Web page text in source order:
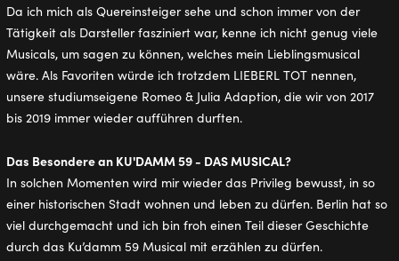
Da ich mich als Quereinsteiger sehe und schon immer von der
Tätigkeit als Darsteller fasziniert war, kenne ich nicht genug viele
Musicals, um sagen zu können, welches mein Lieblingsmusical
wäre. Als Favoriten würde ich trotzdem LIEBERL TOT nennen,
unsere studiumseigene Romeo & Julia Adaption, die wir von 2017
bis 2019 immer wieder aufführen durften.
Das Besondere an KU'DAMM 59 - DAS MUSICAL?
In solchen Momenten wird mir wieder das Privileg bewusst, in so
einer historischen Stadt wohnen und leben zu dürfen. Berlin hat so
viel durchgemacht und ich bin froh einen Teil dieser Geschichte
durch das Ku’damm 59 Musical mit erzählen zu dürfen.